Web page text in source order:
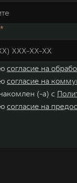
согласие на
согласие на
(-а) с
согласие на